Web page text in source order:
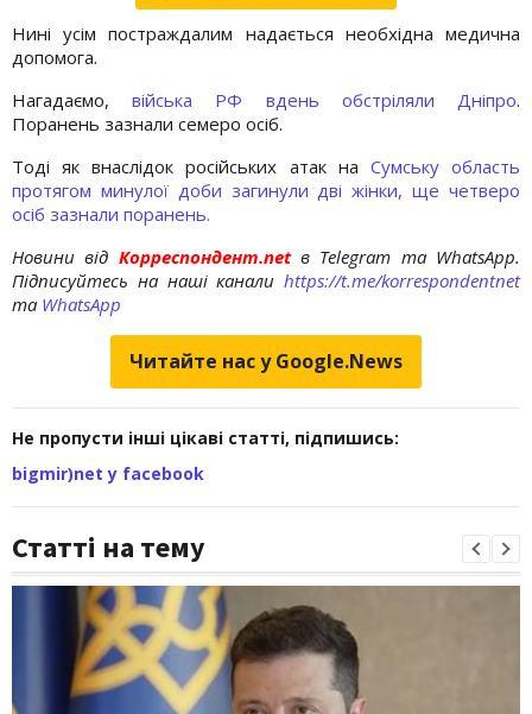
Нині усім постраждалим надається необхідна медична
допомога.
Нагадаємо,війська РФ вдень обстріляли Дніпро.
Поранень зазнали семеро осіб.
Тоді як внаслідок російських атак на Сумську область
протягом минулої доби загинули дві жінки, ще четверо
осіб зазнали поранень.
Новини від Корреспондент.netв Telegram та WhatsApp.
Підписуйтесь на наші канали https://t.me/korrespondentnet
та WhatsApp
Читайте нас у Google.News
Не пропусти інші цікаві статті, підпишись:
bigmir)net у facebook
Статті на тему